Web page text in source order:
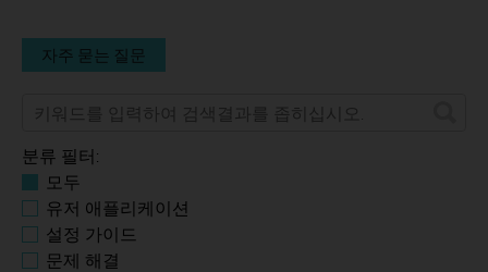
자주 묻는 질문
분류 필터:
모두
유저 애플리케이션
설정 가이드
문제 해결